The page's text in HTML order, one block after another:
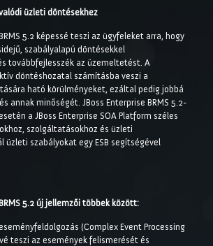
üzleti döntésekhez
5.2 képessé teszi az ügyfeleket arra, hogy
szabályalapú döntésekkel
továbbfejlesszék az üzemeltetést. A
döntéshozatal számításba veszi a
ható körülményeket, ezáltal pedig jobbá
annak minőségét. JBoss Enterprise BRMS 5.2-
a JBoss Enterprise SOA Platform széles
szolgáltatásokhoz és üzleti
üzleti szabályokat egy ESB segítségével
5.2 új jellemzői többek között:
(Complex Event Processing
teszi az események felismerését és